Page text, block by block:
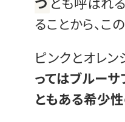
ることから、こ
ピンクとオレ
ってはブルー
ともある希少